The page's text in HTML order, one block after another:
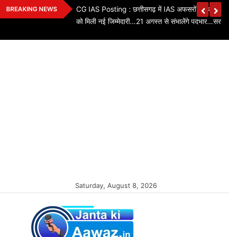
Skip
to
BREAKING NEWS
के तबादले…3 SI,
CG IAS Posting : छत्तीसगढ़ में IAS अफसरों का बड़ा
को मिली नई जिम्मेदारी…21 अगस्त से संभालेंगे
Saturday, August 8, 2026